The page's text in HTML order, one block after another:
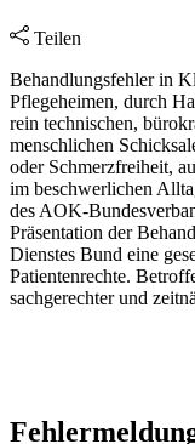
Teilen
Behandlungsfehler in
Pflegeheimen, durch
rein technischen,
menschlichen
oder Schmerzfreiheit,
im beschwerlichen
des AOK-
Präsentation der
Dienstes Bund eine
Patientenrechte.
sachgerechter und